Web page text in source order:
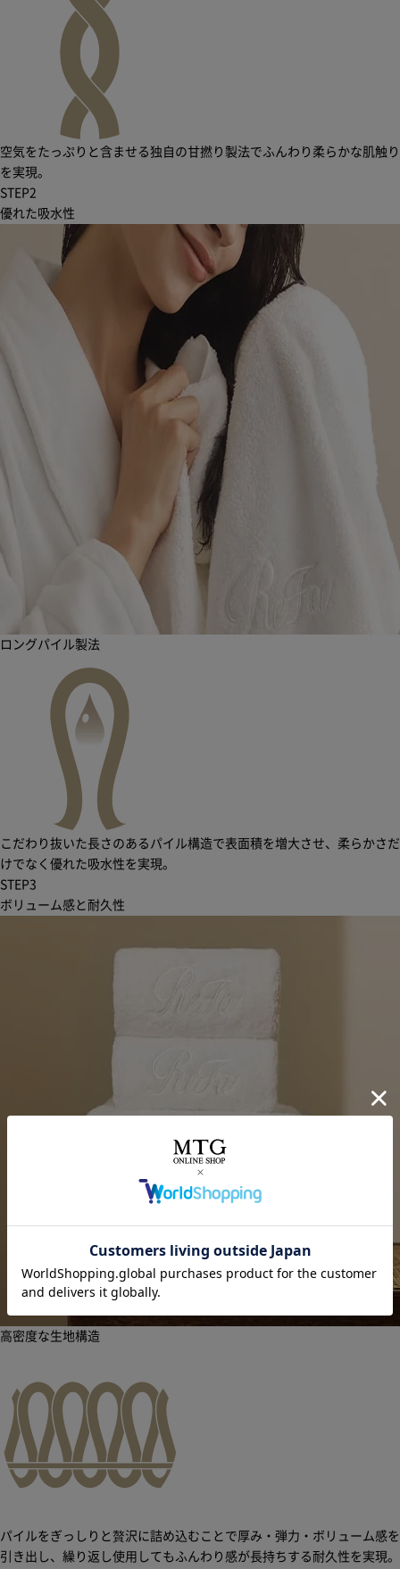
空気をたっぷりと含ませる独自の甘撚り製法でふんわり柔らかな肌触り
を実現。
STEP2
優れた吸水性
ロングパイル製法
こだわり抜いた長さのあるパイル構造で表面積を増大させ、柔らかさだ
けでなく優れた吸水性を実現。
STEP3
ボリューム感と耐久性
高密度な生地構造
パイルをぎっしりと贅沢に詰め込むことで厚み・弾力・ボリューム感を
引き出し、繰り返し使用してもふんわり感が長持ちする耐久性を実現。